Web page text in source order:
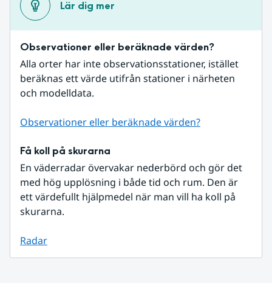
Lär dig mer
Observationer eller beräknade värden?
Alla orter har inte observationsstationer, istället
beräknas ett värde utifrån stationer i närheten
och modelldata.
Observationer eller beräknade värden?
Få koll på skurarna
En väderradar övervakar nederbörd och gör det
med hög upplösning i både tid och rum. Den är
ett värdefullt hjälpmedel när man vill ha koll på
skurarna.
Radar